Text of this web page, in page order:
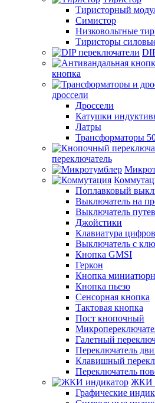
Тиристорный
Симистор
Низковольтные
Тиристоры
кнопка
дроссели
Дроссели
Катушки
Латры
Трансформаторы
переключатель
Поплавковый
Выключатель на
Выключатель
Джойстики
Клавиатура
Выключатель с
Кнопка GMSI
Геркон
Кнопка
Кнопка пьезо
Сенсорная кнопка
Тактовая кнопка
Пост кнопочный
Галетный
Переключатель
Клавишный
Переключатель
ЖКИ
Графические